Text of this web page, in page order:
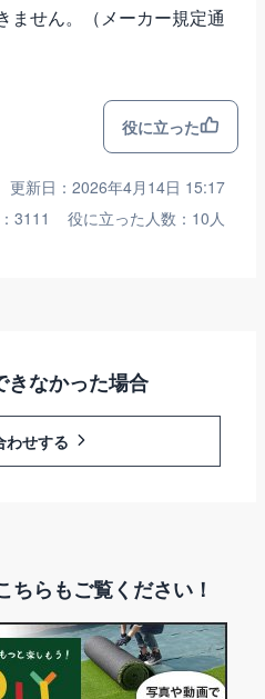
ません。（メーカー規定通
役に立った
更新日：2026年4月14日 15:17
3111
役に立った人数：10人
なかった場合
わせする
ちらもご覧ください！